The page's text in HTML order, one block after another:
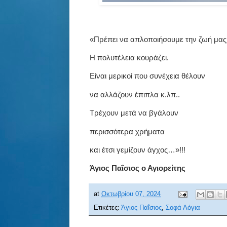
«Πρέπει να απλοποιήσουμε την ζωή
Η πολυτέλεια κουράζει.
Είναι μερικοί που συνέχεια θέλουν
να αλλάζουν έπιπλα κ.λπ..
Τρέχουν μετά να βγάλουν
περισσότερα χρήματα
και έτσι γεμίζουν άγχος…»!!!
Άγιος Παΐσιος ο Αγιορείτης
at Οκτωβρίου 07, 2024
Ετικέτες: Άγιος Παΐσιος Σοφά Λόγια